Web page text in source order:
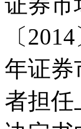
〔
年证券
者担任